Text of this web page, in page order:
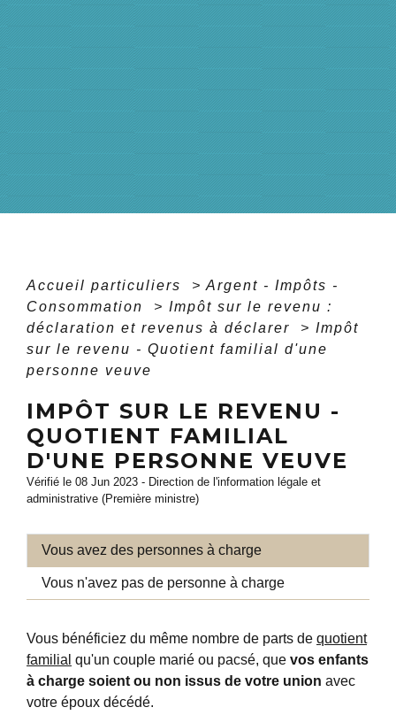
Accueil particuliers > Argent - Impôts -
Consommation
> Impôt sur le revenu :
déclaration et revenus à déclarer
> Impôt
sur le revenu - Quotient familial d'une
personne veuve
IMPÔT SUR LE REVENU -
QUOTIENT FAMILIAL
D'UNE PERSONNE VEUVE
Vérifié le 08 Jun 2023 - Direction de l'information légale et
administrative (Première ministre)
Vous avez des personnes à charge
Vous n'avez pas de personne à charge
Vous bénéficiez du même nombre de parts de quotient
familial qu'un couple marié ou pacsé, que vos enfants
à charge soient ou non issus de votre union avec
votre époux décédé.